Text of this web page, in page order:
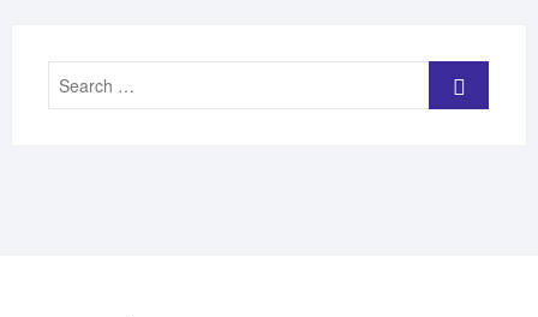
Search